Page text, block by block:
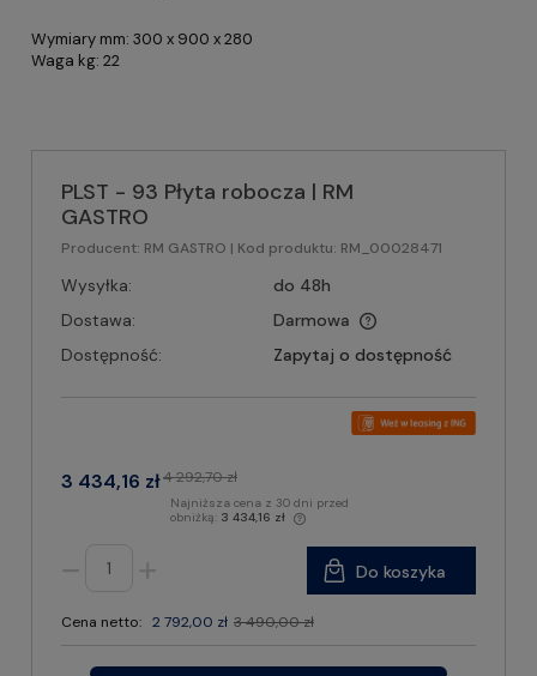
Wymiary mm: 300 x 900 x 280
Waga kg: 22
PLST - 93 Płyta robocza | RM
GASTRO
Producent: RM GASTRO | Kod produktu: RM_00028471
Wysyłka:
do 48h
Dostawa:
Darmowa
Dostępność:
Zapytaj o dostępność
3 434,16 zł4 292,70 zł
Najniższa cena z 30 dni przed
obniżką: 3 434,16 zł
Cena netto: 2 792,00 zł 3 490,00 zł
Do koszyka